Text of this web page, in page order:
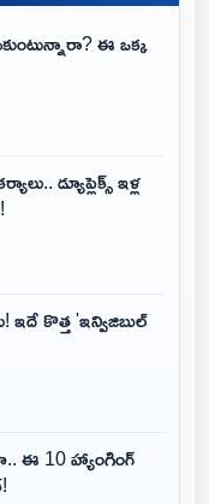
ఈ ఒక్క
డ్యూప్లెక్స్ ఇళ్ల
ఇదే కొత్త 'ఇన్విజిబుల్
ఈ 10 హ్యాంగింగ్